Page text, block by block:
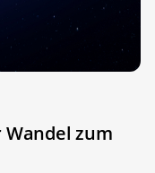
Wandel zum